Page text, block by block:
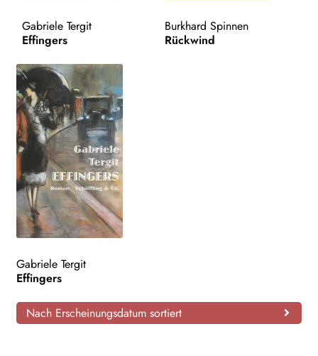
AKTUELLES
WEITERE VERLAGE
Search:
Gabriele Tergit
Effingers
Burkhard Spinnen
Rückwind
Gabriele Tergit
Effingers
Nach Erscheinungsdatum sortiert